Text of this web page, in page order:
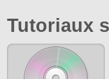
Tutoriaux